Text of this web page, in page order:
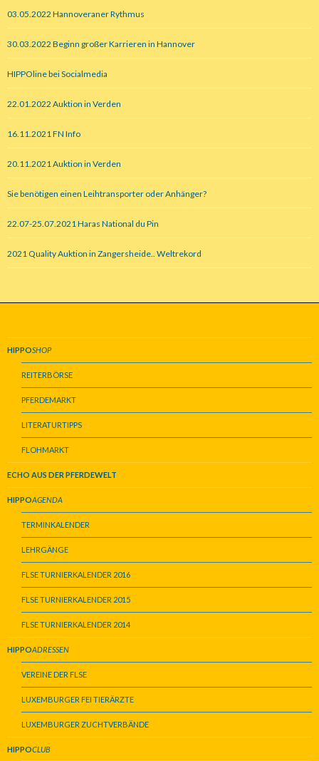
03.05.2022 Hannoveraner Rythmus
30.03.2022 Beginn großer Karrieren in Hannover
HIPPOline bei Socialmedia
22.01.2022 Auktion in Verden
16.11.2021 FN Info
20.11.2021 Auktion in Verden
Sie benötigen einen Leihtransporter oder Anhänger?
22.07-25.07.2021 Haras National du Pin
2021 Quality Auktion in Zangersheide.. Weltrekord
HIPPOSHOP
REITERBÖRSE
PFERDEMARKT
LITERATURTIPPS
FLOHMARKT
ECHO AUS DER PFERDEWELT
HIPPOAGENDA
TERMINKALENDER
LEHRGÄNGE
FLSE TURNIERKALENDER 2016
FLSE TURNIERKALENDER 2015
FLSE TURNIERKALENDER 2014
HIPPOADRESSEN
VEREINE DER FLSE
LUXEMBURGER FEI TIERÄRZTE
LUXEMBURGER ZUCHTVERBÄNDE
HIPPOCLUB